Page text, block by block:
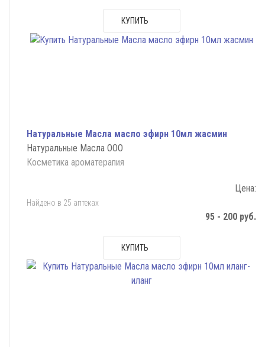
КУПИТЬ
Натуральные Масла масло эфирн 10мл жасмин
Натуральные Масла ООО
Косметика ароматерапия
Цена:
Найдено в 25 аптеках
95 - 200 руб.
КУПИТЬ